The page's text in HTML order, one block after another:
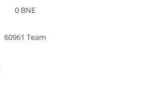
0 BNE
60961 Team